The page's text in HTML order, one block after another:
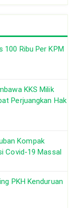
100 Ribu Per KPM
KKS Milik
Perjuangkan Hak
Kompak
Covid-19 Massal
PKH Kenduruan